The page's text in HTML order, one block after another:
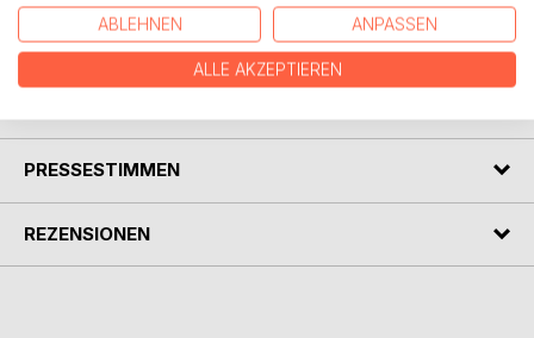
Sammelband Betrachtung veröffentlicht wurde. Es ist eine
der selten gelesenen Texte von Kafka.
PRESSESTIMMEN
REZENSIONEN
ABLEHNEN ANPASSEN
ALLE AKZEPTIEREN